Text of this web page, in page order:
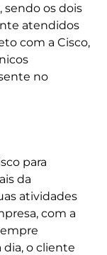
os dois
atendidos
com a Cisco,
no
para
da
atividades
com a
dia, o cliente